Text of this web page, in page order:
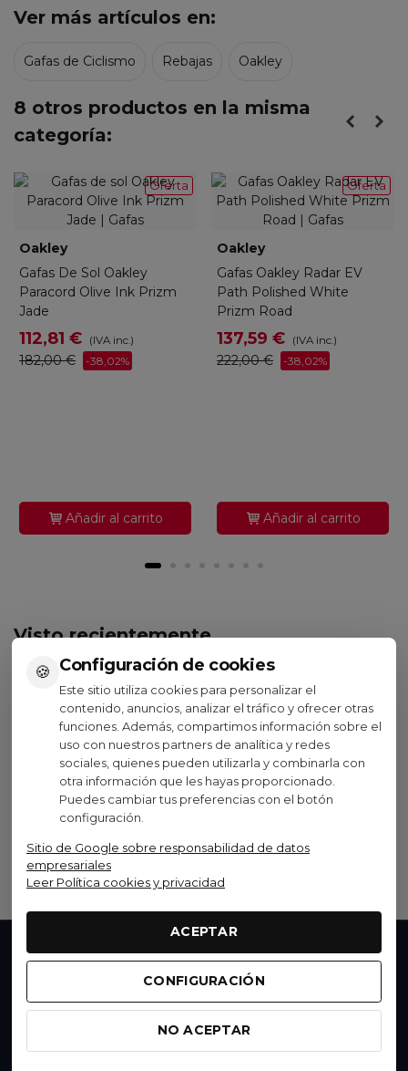
🍪 Configuración de cookies
Este sitio utiliza cookies para personalizar el
contenido, anuncios, analizar el tráfico y ofrecer otras
funciones. Además, compartimos información sobre el
uso con nuestros partners de analítica y redes
sociales, quienes pueden utilizarla y combinarla con
otra información que les hayas proporcionado.
Puedes cambiar tus preferencias con el botón
configuración.
Sitio de Google sobre responsabilidad de datos
empresariales
Leer Política cookies y privacidad
ACEPTAR
CONFIGURACIÓN
NO ACEPTAR
Ver más artículos en:
Gafas de Ciclismo Rebajas Oakley
8 otros productos en la misma
categoría:
Oferta
Oakley
Gafas De Sol Oakley
Paracord Olive Ink Prizm
Jade
112,81 € (IVA inc.)
182,00 € -38,02%
Añadir al carrito
Oferta
Oakley
Gafas Oakley Radar EV
Path Polished White
Prizm Road
137,59 € (IVA inc.)
222,00 € -38,02%
Añadir al carrito
Visto recientemente
Oferta
No disponible
Oakley
Estuche Gafas Oakley
26,00 € (IVA inc.)
26,00 € 0%
Ver opciones
No te pierdas nada
novedades. Suscríbete yconsigue un 15% de
descuentoen tu próxima compra.